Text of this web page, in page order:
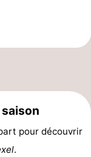
pour découvrir
.